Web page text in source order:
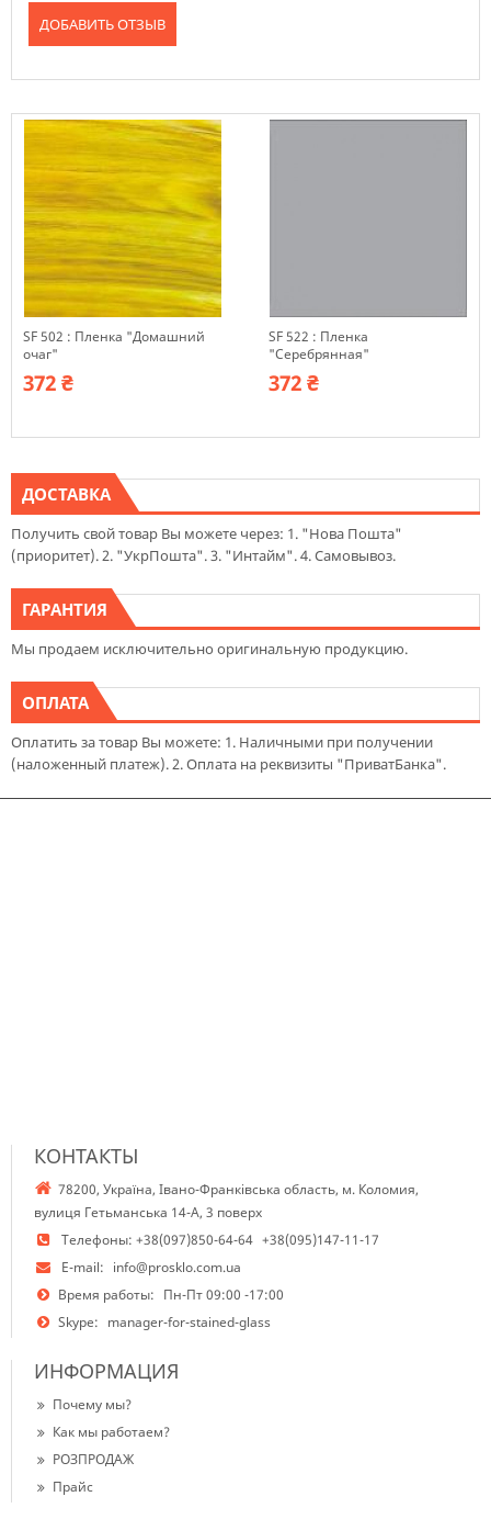
ДОБАВИТЬ ОТЗЫВ
SF 502 : Пленка "Домашний
очаг"
372 ₴
SF 522 : Пленка
"Серебрянная"
372 ₴
ДОСТАВКА
Получить свой товар Вы можете через: 1. "Нова Пошта"
(приоритет). 2. "УкрПошта". 3. "Интайм". 4. Самовывоз.
ГАРАНТИЯ
Мы продаем исключительно оригинальную продукцию.
ОПЛАТА
Оплатить за товар Вы можете: 1. Наличными при получении
(наложенный платеж). 2. Оплата на реквизиты "ПриватБанка".
КОНТАКТЫ
78200, Україна, Івано-Франківська область, м. Коломия,
вулиця Гетьманська 14-А, 3 поверх
Телефоны: +38(097)850-64-64 +38(095)147-11-17
E-mail: info@prosklo.com.ua
Время работы: Пн-Пт 09:00 -17:00
Skype: manager-for-stained-glass
ИНФОРМАЦИЯ
Почему мы?
Как мы работаем?
РОЗПРОДАЖ
Прайс